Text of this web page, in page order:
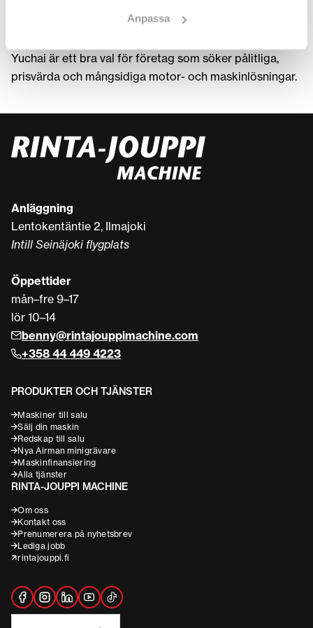
Anpassa
prestanda och effektivitet för att möta framtidens krav.
Yuchai är ett bra val för företag som söker pålitliga,
prisvärda och mångsidiga motor- och maskinlösningar.
Anläggning
Lentokentäntie 2, Ilmajoki
Intill Seinäjoki flygplats
Öppettider
mån–fre 9–17
lör 10–14
benny@rintajouppimachine.com
+358 44 449 4223
PRODUKTER OCH TJÄNSTER
Maskiner till salu
Sälj din maskin
Redskap till salu
Nya Airman minigrävare
Maskinfinansiering
Alla tjänster
RINTA-JOUPPI MACHINE
Om oss
Kontakt oss
Prenumerera på nyhetsbrev
Lediga jobb
rintajouppi.fi